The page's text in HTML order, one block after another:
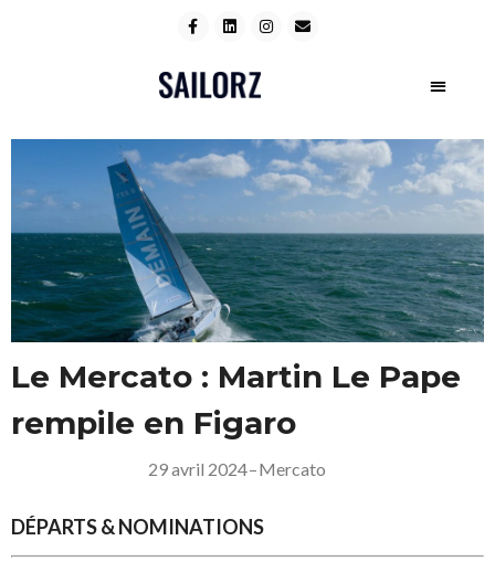
Le Mercato : Martin Le Pape
rempile en Figaro
29 avril 2024–Mercato
DÉPARTS & NOMINATIONS